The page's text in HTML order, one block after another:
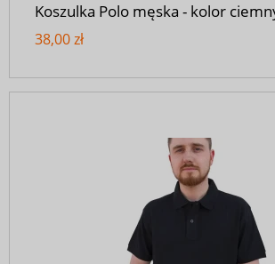
Koszulka Polo męska - kolor
38,00 zł